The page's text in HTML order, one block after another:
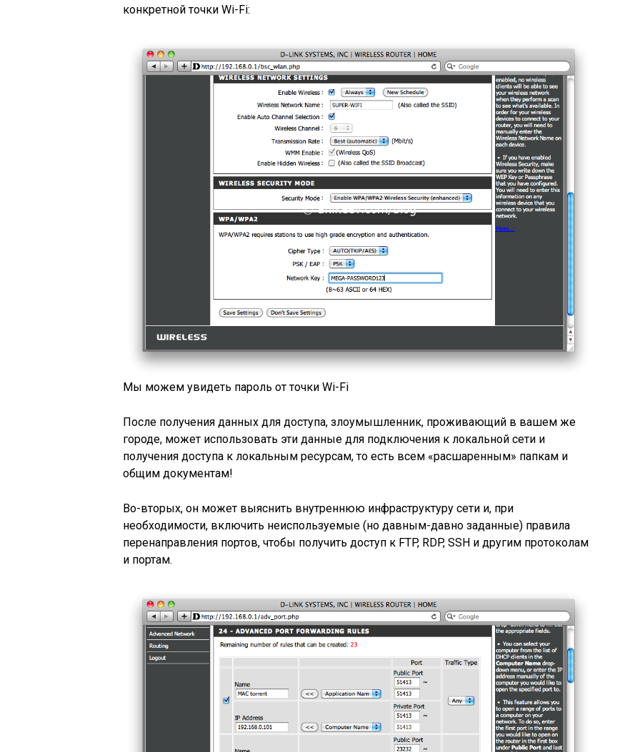
конкретной точки Wi-Fi:
Мы можем увидеть пароль от точки Wi-Fi
После получения данных для доступа, злоумышленник, проживающий в вашем же
городе, может использовать эти данные для подключения к локальной сети и
получения доступа к локальным ресурсам, то есть всем «расшаренным» папкам и
общим документам!
Во-вторых, он может выяснить внутреннюю инфраструктуру сети и, при
необходимости, включить неиспользуемые (но давным-давно заданные) правила
перенаправления портов, чтобы получить доступ к FTP, RDP, SSH и другим протоколам
и портам.